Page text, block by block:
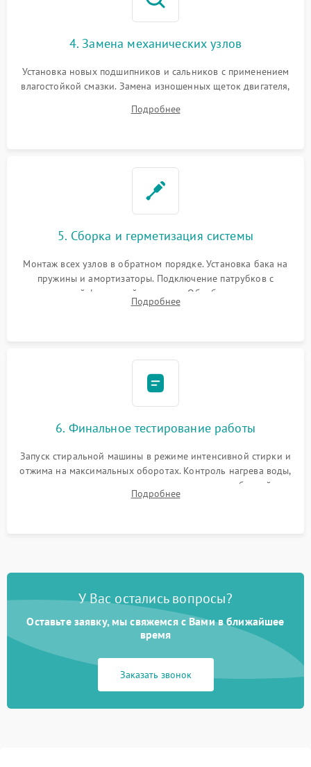
4. Замена механических узлов
Установка новых подшипников и сальников с применением
влагостойкой смазки. Замена изношенных щеток двигателя,
или поврежденной резиновой манжеты.
Подробнее
5. Сборка и герметизация системы
Монтаж всех узлов в обратном порядке. Установка бака на
пружины и амортизаторы. Подключение патрубков с
надежной фиксацией хомутами. Обработка стыков
герметиком для предотвращения возможных протечек воды.
Подробнее
6. Финальное тестирование работы
Запуск стиральной машины в режиме интенсивной стирки и
отжима на максимальных оборотах. Контроль нагрева воды,
корректности слива, отсутствия излишних вибраций,
посторонних стуков и протечек под корпусом.
Подробнее
У Вас остались вопросы?
Оставьте заявку, мы свяжемся с Вами в ближайшее
время
Заказать звонок